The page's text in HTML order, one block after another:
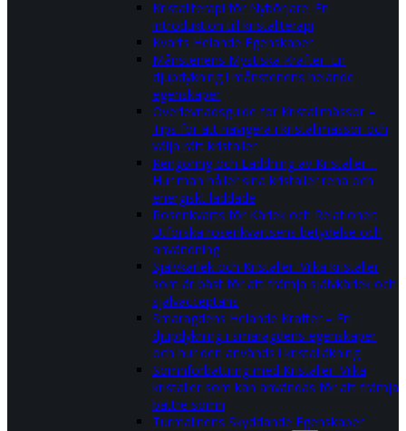
Kristallterapi för Nybörjare: En
introduktion till kristallterapi
Kvarts Helande Egenskaper
Månstenens Mystiska Krafter: En
djupdykning i månstenens helande
egenskaper
Överlevnadsguide för Kristallmässor –
Tips för att navigera i kristallmässor och
välja rätt kristaller
Rengöring och Laddning av Kristaller –
Hur man håller sina kristaller rena och
energiskt laddade
Rosenkvarts för Kärlek och Relationer:
Utforska rosenkvartsens betydelse och
användning
Självkärlek och Kristaller: Vilka kristaller
som är bäst för att främja självkärlek och
självacceptans
Smaragdens Helande Krafter – En
djupdykning i smaragdens egenskaper
och hur den används i kristalläkning
Sömnförbättring med Kristaller: Vilka
kristaller som kan användas för att främja
bättre sömn
Turmalinens Skyddande Egenskaper